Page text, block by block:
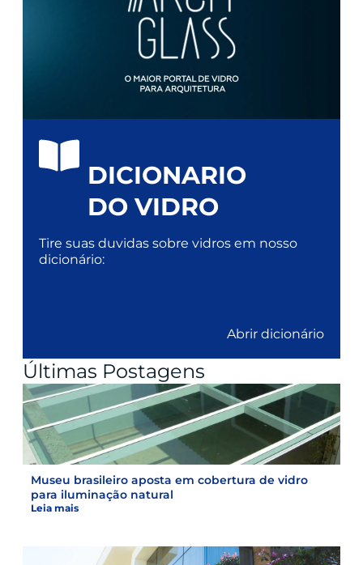
DICIONARIO
DO VIDRO
Tire suas duvidas sobre vidros em nosso
dicionário:
Abrir dicionário
Últimas Postagens
Museu brasileiro aposta em cobertura de vidro
para iluminação natural
Leia mais